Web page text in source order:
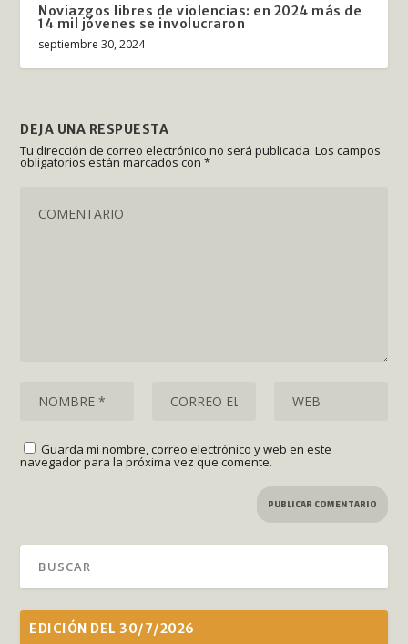
Noviazgos libres de violencias: en 2024 más de
14 mil jóvenes se involucraron
septiembre 30, 2024
DEJA UNA RESPUESTA
Tu dirección de correo electrónico no será publicada. Los campos
obligatorios están marcados con*
Guarda mi nombre, correo electrónico y web en este
navegador para la próxima vez que comente.
EDICIÓN DEL 30/7/2026